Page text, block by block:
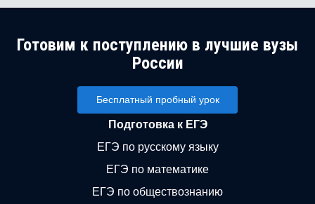
Готовим к поступлению в лучшие вузы
России
Бесплатный пробный урок
Подготовка к ЕГЭ
ЕГЭ по русскому языку
ЕГЭ по математике
ЕГЭ по обществознанию